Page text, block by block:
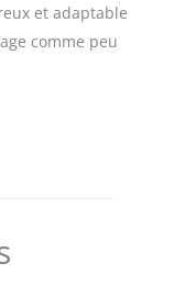
et adaptable
comme peu